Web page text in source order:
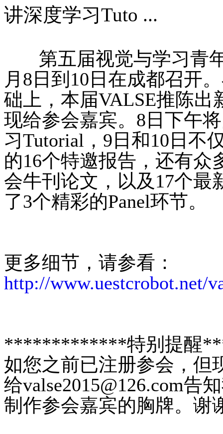
讲深度学习Tuto ...
第五届视觉与学习青年
月8日到10日在成都召开
础上，本届VALSE推陈
现给参会嘉宾。8日下午
习Tutorial，9日和10日不
的16个特邀报告，还有众
会牛刊论文，以及17个最
了3个精彩的Panel环节。
更多细节，请参看：
http://www.uestcrobot.net/
*************特别提醒
如您之前已注册参会，但
给valse2015@126.com告
制作参会嘉宾的胸牌。谢